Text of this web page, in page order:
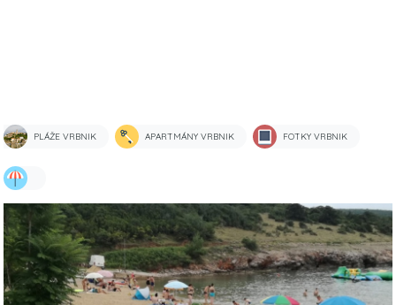
PLÁŽE VRBNIK APARTMÁNY VRBNIK FOTKY VRBNIK